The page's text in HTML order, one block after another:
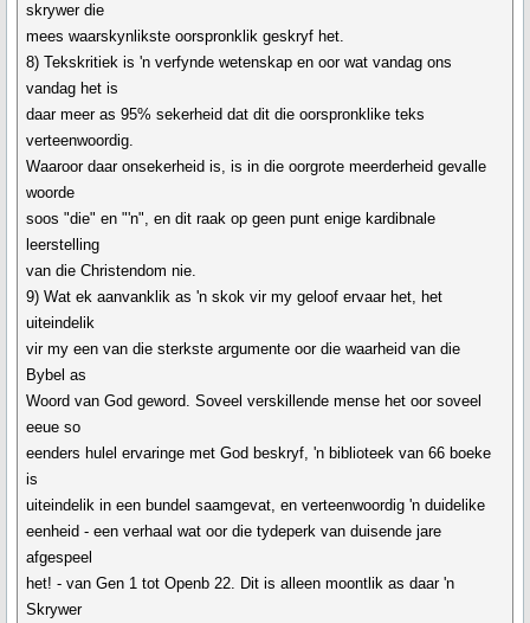
skrywer die
mees waarskynlikste oorspronklik geskryf het.
8) Tekskritiek is 'n verfynde wetenskap en oor wat vandag ons
vandag het is
daar meer as 95% sekerheid dat dit die oorspronklike teks
verteenwoordig.
Waaroor daar onsekerheid is, is in die oorgrote meerderheid gevalle
woorde
soos "die" en "'n", en dit raak op geen punt enige kardibnale
leerstelling
van die Christendom nie.
9) Wat ek aanvanklik as 'n skok vir my geloof ervaar het, het
uiteindelik
vir my een van die sterkste argumente oor die waarheid van die
Bybel as
Woord van God geword. Soveel verskillende mense het oor soveel
eeue so
eenders hulel ervaringe met God beskryf, 'n biblioteek van 66 boeke
is
uiteindelik in een bundel saamgevat, en verteenwoordig 'n duidelike
eenheid - een verhaal wat oor die tydeperk van duisende jare
afgespeel
het! - van Gen 1 tot Openb 22. Dit is alleen moontlik as daar 'n
Skrywer